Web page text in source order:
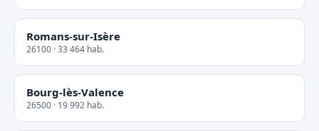
Romans-sur-Isère
26100 · 33 464 hab.
Bourg-lès-Valence
26500 · 19 992 hab.